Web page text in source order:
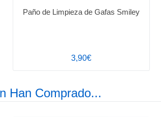
Paño de Limpieza de Gafas Smiley
3,90€
Han Comprado...